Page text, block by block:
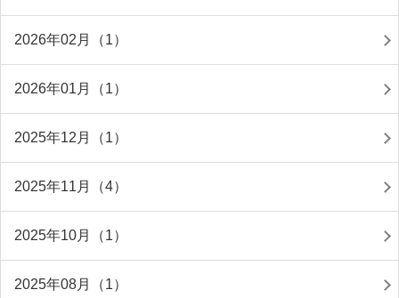
2026年02月（1）
2026年01月（1）
2025年12月（1）
2025年11月（4）
2025年10月（1）
2025年08月（1）